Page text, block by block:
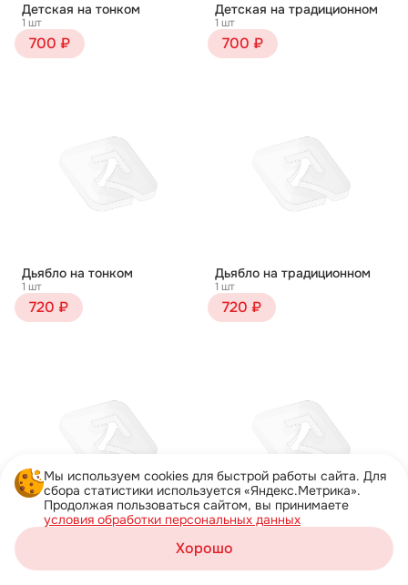
Мы используем cookies для быстрой работы сайта. Для
сбора статистики используется «Яндекс.Метрика».
Продолжая пользоваться сайтом, вы принимаете
условия обработки персональных данных
Хорошо
Каталог Акции Профиль
Детская на тонком
1 шт
700 ₽
Детская на традиционном
1 шт
700 ₽
Дьябло на тонком
1 шт
720 ₽
Дьябло на традиционном
1 шт
720 ₽
Жульен на тонком
750 ₽
1 шт
750 ₽